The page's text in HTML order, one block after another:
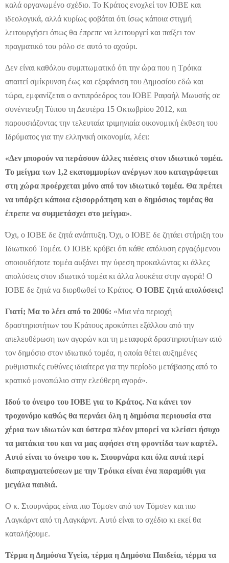
καλά οργανωμένο σχέδιο. Το Κράτος ενοχλεί τον ΙΟΒΕ και
ιδεολογικά, αλλά κυρίως φοβάται ότι ίσως κάποια στιγμή
λειτουργήσει όπως θα έπρεπε να λειτουργεί και παίξει τον
πραγματικό του ρόλο σε αυτό το αχούρι.
Δεν είναι καθόλου συμπτωματικό ότι την ώρα που η Τρόικα
απαιτεί σμίκρυνση έως και εξαφάνιση του Δημοσίου εδώ και
τώρα, εμφανίζεται ο αντιπρόεδρος του ΙΟΒΕ Ραφαήλ Μωυσής σε
συνέντευξη Τύπου τη Δευτέρα 15 Οκτωβρίου 2012, και
παρουσιάζοντας την τελευταία τριμηνιαία οικονομική έκθεση του
Ιδρύματος για την ελληνική οικονομία, λέει:
«Δεν μπορούν να περάσουν άλλες πιέσεις στον ιδιωτικό τομέα.
Το μείγμα των 1,2 εκατομμυρίων ανέργων που καταγράφεται
στη χώρα προέρχεται μόνο από τον ιδιωτικό τομέα. Θα πρέπει
να υπάρξει κάποια εξισορρόπηση και ο δημόσιος τομέας θα
έπρεπε να συμμετάσχει στο μείγμα».
Όχι, ο ΙΟΒΕ δε ζητά ανάπτυξη. Όχι, ο ΙΟΒΕ δε ζητάει στήριξη του
Ιδιωτικού Τομέα. Ο ΙΟΒΕ κρύβει ότι κάθε απόλυση εργαζόμενου
οποιουδήποτε τομέα αυξάνει την ύφεση προκαλώντας κι άλλες
απολύσεις στον ιδιωτικό τομέα κι άλλα λουκέτα στην αγορά! Ο
ΙΟΒΕ δε ζητά να διορθωθεί το Κράτος. Ο ΙΟΒΕ ζητά απολύσεις!
Γιατί; Μα το λέει από το 2006: «Μια νέα περιοχή
δραστηριοτήτων του Κράτους προκύπτει εξάλλου από την
απελευθέρωση των αγορών και τη μεταφορά δραστηριοτήτων από
τον δημόσιο στον ιδιωτικό τομέα, η οποία θέτει αυξημένες
ρυθμιστικές ευθύνες ιδιαίτερα για την περίοδο μετάβασης από το
κρατικό μονοπώλιο στην ελεύθερη αγορά».
Ιδού το όνειρο του ΙΟΒΕ για το Κράτος. Να κάνει τον
τροχονόμο καθώς θα περνάει όλη η δημόσια περιουσία στα
χέρια των ιδιωτών και ύστερα πλέον μπορεί να κλείσει ήσυχο
τα ματάκια του και να μας αφήσει στη φροντίδα των καρτέλ.
Αυτό είναι το όνειρο του κ. Στουρνάρα και όλα αυτά περί
διαπραγματεύσεων με την Τρόικα είναι ένα παραμύθι για
μεγάλα παιδιά.
Ο κ. Στουρνάρας είναι πιο Τόμσεν από τον Τόμσεν και πιο
Λαγκάρντ από τη Λαγκάρντ. Αυτό είναι το σχέδιο κι εκεί θα
καταλήξουμε.
Τέρμα η Δημόσια Υγεία, τέρμα η Δημόσια Παιδεία, τέρμα τα